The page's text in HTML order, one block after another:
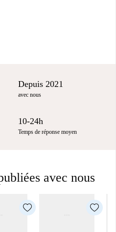
Depuis 2021
avec nous
10-24h
Temps de réponse moyen
avec nous